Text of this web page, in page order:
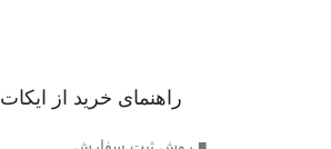
راهنمای خرید از ایکات